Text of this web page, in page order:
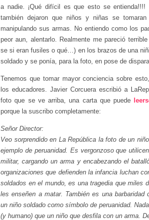
a nadie. ¡Qué difícil es que esto se
también dejaron que niños y niñas se
manipulando sus armas. No entiendo como los
peor aun, alentarlo. Realmente me pareció
se si eran fusiles o qué…) en los brazos de una
soldado y se ponía, para la foto, en pose de
Tenemos que tomar mayor conciencia sobre
los educadores. Javier Corcuera escribió a
foto que se ve arriba, una carta que puede
porque la suscribo completamente:
Señor Director:
Veo sorprendido en La República la foto de un
ejemplo de peruanidad. Es vergonzoso que
militar, cargando un arma y encabezando el
organizaciones que defienden la infancia luchan
soldados en el mundo, es una tragedia que miles
les enseñen a matar. También es una barbaridad
un niño soldado como símbolo de peruanidad.
(y humano) que un niño que desfila con un arma.